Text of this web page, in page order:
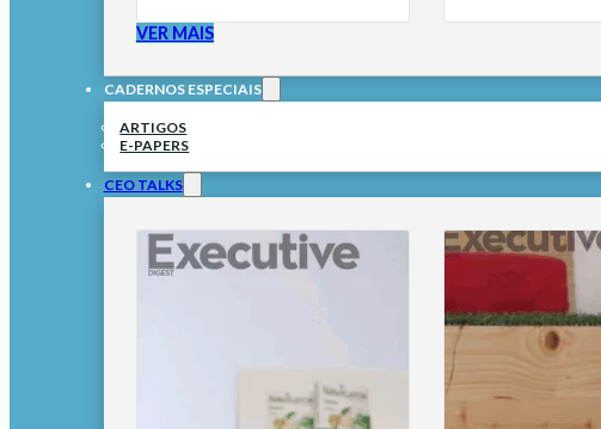
VER MAIS
CADERNOS ESPECIAIS
ARTIGOS
E-PAPERS
CEO TALKS